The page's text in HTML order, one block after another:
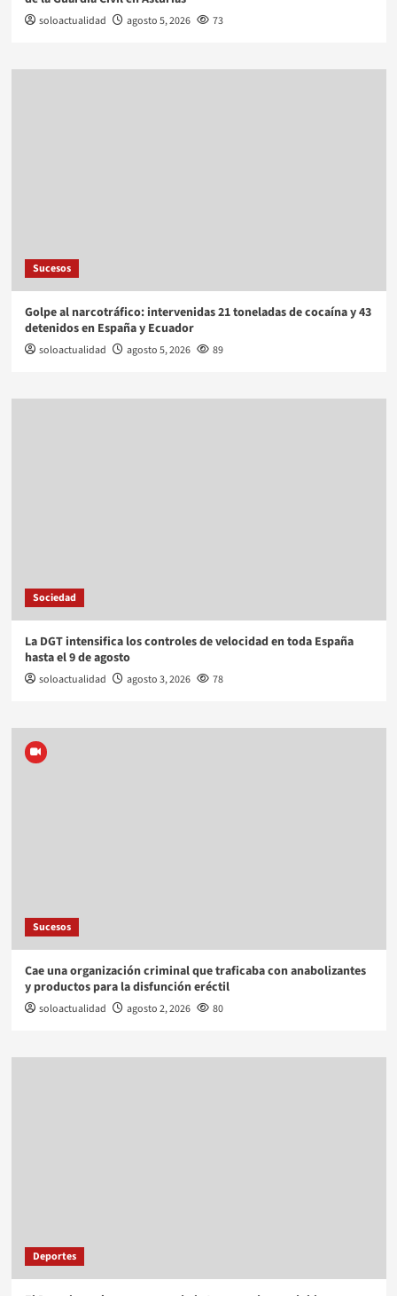
soloactualidad agosto 5, 2026 73
Sucesos
Golpe al narcotráfico: intervenidas 21 toneladas de cocaína y 43
detenidos en España y Ecuador
soloactualidad agosto 5, 2026 89
Sociedad
La DGT intensifica los controles de velocidad en toda España
hasta el 9 de agosto
soloactualidad agosto 3, 2026 78
Sucesos
Cae una organización criminal que traficaba con anabolizantes
y productos para la disfunción eréctil
soloactualidad agosto 2, 2026 80
Deportes